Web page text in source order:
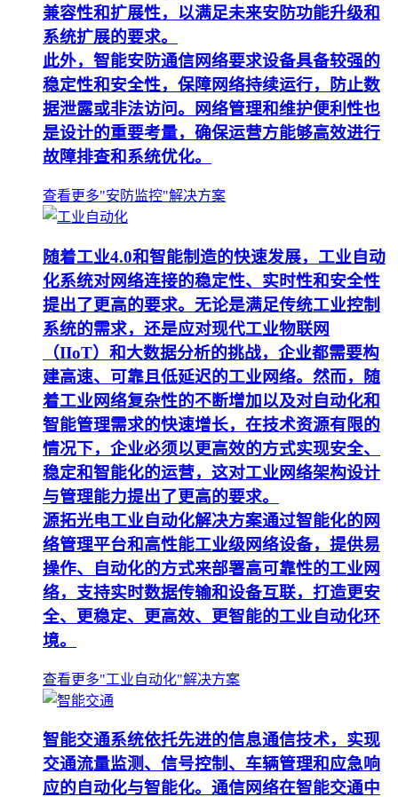
兼容性和扩展性，以满足未来安防功能升级和
系统扩展的要求。
此外，智能安防通信网络要求设备具备较强的
稳定性和安全性，保障网络持续运行，防止数
据泄露或非法访问。网络管理和维护便利性也
是设计的重要考量，确保运营方能够高效进行
故障排查和系统优化。
查看更多"安防监控"解决方案
随着工业4.0和智能制造的快速发展，工业自动
化系统对网络连接的稳定性、实时性和安全性
提出了更高的要求。无论是满足传统工业控制
系统的需求，还是应对现代工业物联网
（IIoT）和大数据分析的挑战，企业都需要构
建高速、可靠且低延迟的工业网络。然而，随
着工业网络复杂性的不断增加以及对自动化和
智能管理需求的快速增长，在技术资源有限的
情况下，企业必须以更高效的方式实现安全、
稳定和智能化的运营，这对工业网络架构设计
与管理能力提出了更高的要求。
源拓光电工业自动化解决方案通过智能化的网
络管理平台和高性能工业级网络设备，提供易
操作、自动化的方式来部署高可靠性的工业网
络，支持实时数据传输和设备互联，打造更安
全、更稳定、更高效、更智能的工业自动化环
境。
查看更多"工业自动化"解决方案
智能交通系统依托先进的信息通信技术，实现
交通流量监测、信号控制、车辆管理和应急响
应的自动化与智能化。通信网络在智能交通中